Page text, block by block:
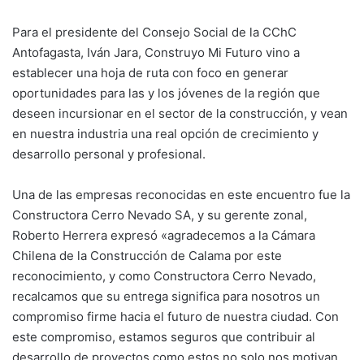
Para el presidente del Consejo Social de la CChC
Antofagasta, Iván Jara, Construyo Mi Futuro vino a
establecer una hoja de ruta con foco en generar
oportunidades para las y los jóvenes de la región que
deseen incursionar en el sector de la construcción, y vean
en nuestra industria una real opción de crecimiento y
desarrollo personal y profesional.
Una de las empresas reconocidas en este encuentro fue la
Constructora Cerro Nevado SA, y su gerente zonal,
Roberto Herrera expresó «agradecemos a la Cámara
Chilena de la Construcción de Calama por este
reconocimiento, y como Constructora Cerro Nevado,
recalcamos que su entrega significa para nosotros un
compromiso firme hacia el futuro de nuestra ciudad. Con
este compromiso, estamos seguros que contribuir al